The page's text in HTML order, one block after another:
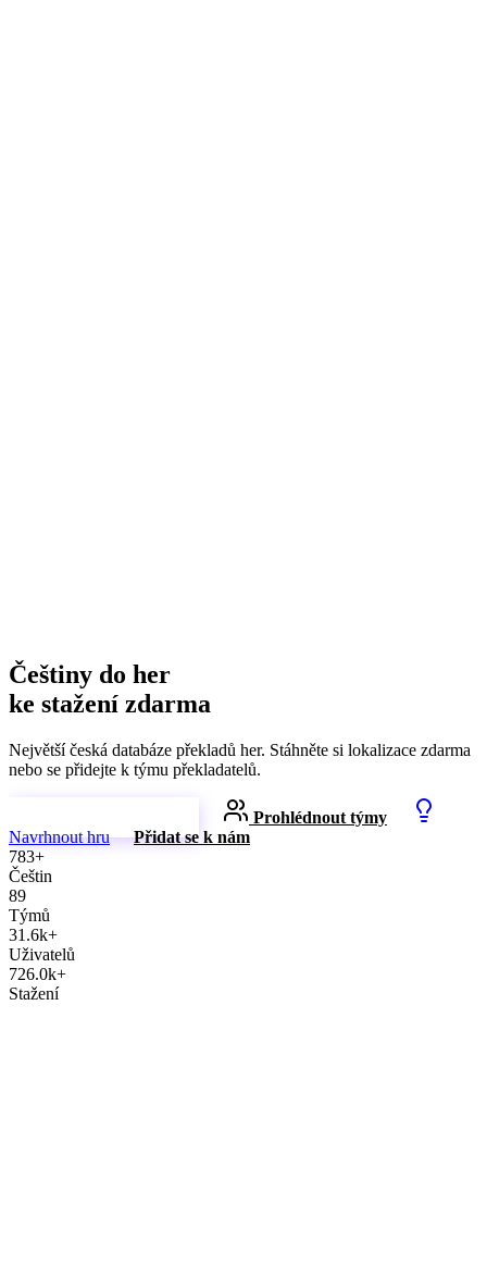
Češtiny do her
ke stažení zdarma
Největší česká databáze překladů her. Stáhněte si lokalizace zdarma
nebo se přidejte k týmu překladatelů.
Prohlédnout týmy
Navrhnout hru
Přidat se k nám
783+
Češtin
89
Týmů
31.6k+
Uživatelů
726.0k+
Stažení